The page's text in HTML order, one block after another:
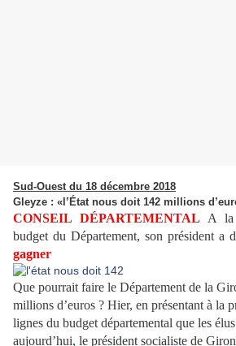
Sud-Ouest du 18 décembre 2018
Gleyze : «l’État nous doit 142 millions
CONSEIL DÉPARTEMENTAL A la
budget du Département, son président a
gagner
Que pourrait faire le Département de la
millions d’euros ? Hier, en présentant à la
lignes du budget départemental que les
aujourd’hui, le président socialiste de